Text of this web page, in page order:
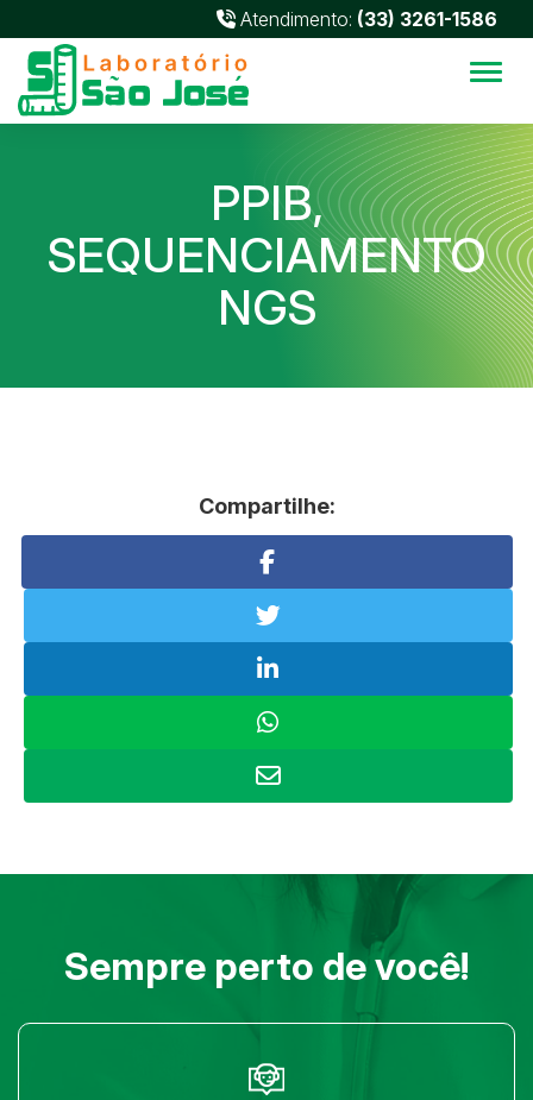
Atendimento: (33) 3261-1586
PPIB,
SEQUENCIAMENTO
NGS
Compartilhe:
Sempre perto de você!